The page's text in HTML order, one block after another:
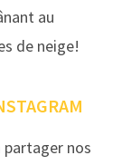
au
de neige!
partager nos